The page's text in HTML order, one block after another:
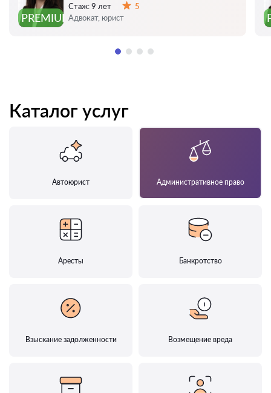
PREMIUM
Стаж:9 лет
Оценка:
5
Адвокат, юрист
Каталог услуг
Автоюрист Административное право
Аресты Банкротство
Взыскание задолженности Возмещение вреда